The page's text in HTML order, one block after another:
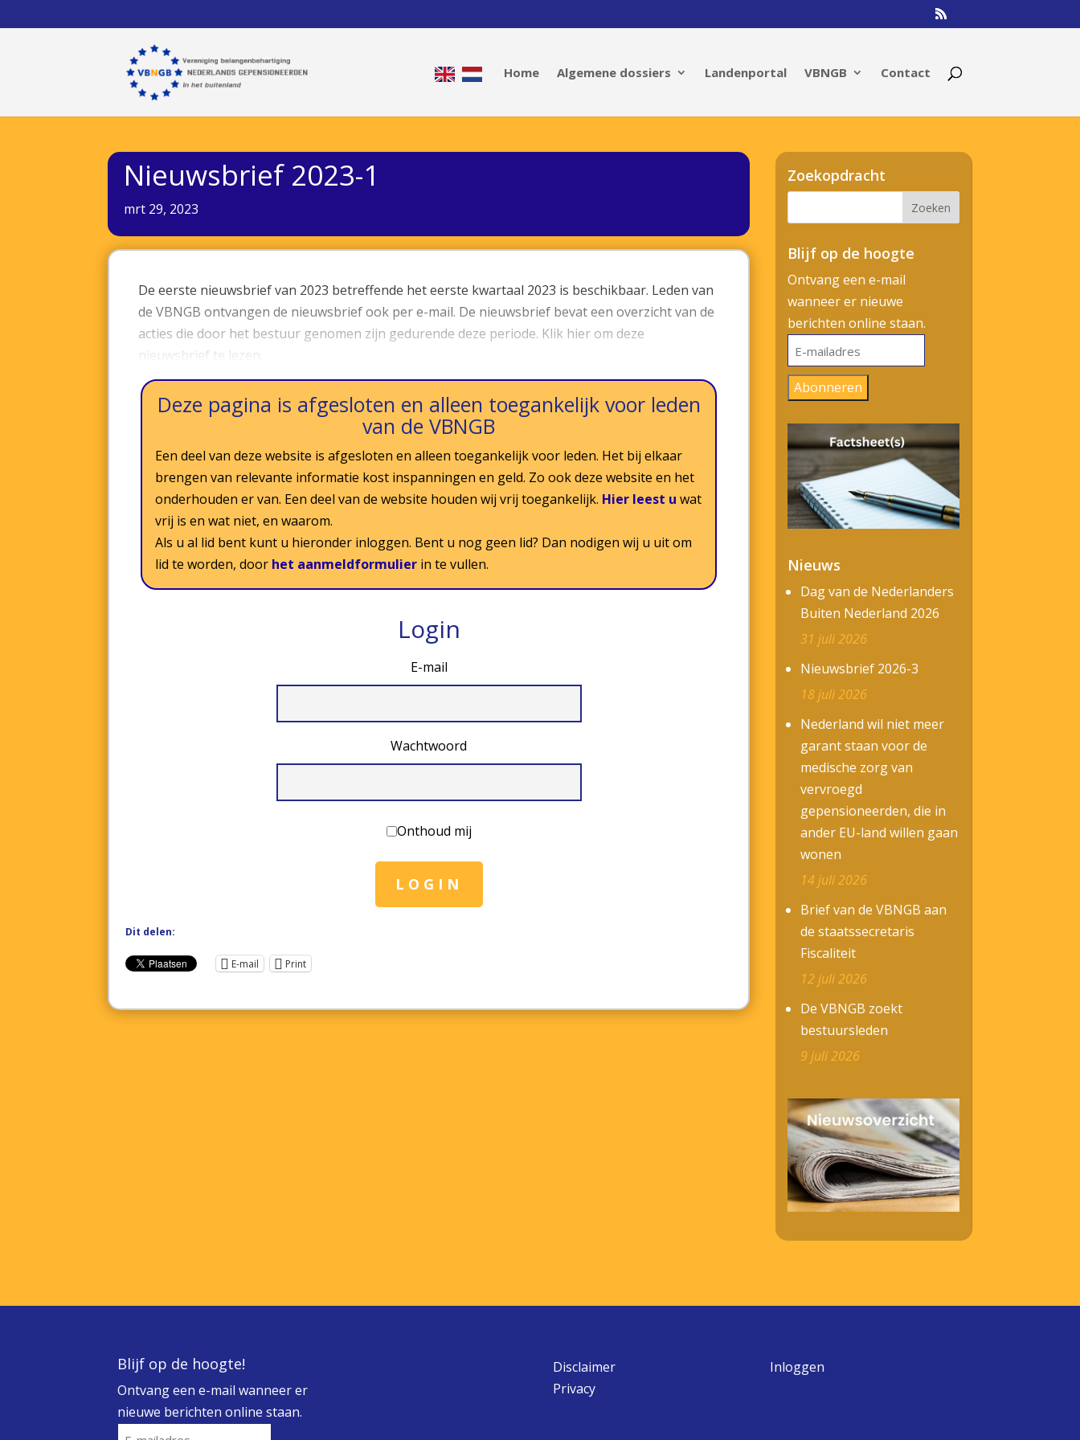
Home Algemene dossiers Landenportal VBNGB Contact
Nieuwsbrief 2023-1
mrt 29, 2023
De eerste nieuwsbrief van 2023 betreffende het eerste kwartaal 2023 is beschikbaar. Leden van
de VBNGB ontvangen de nieuwsbrief ook per e-mail. De nieuwsbrief bevat een overzicht van de
acties die door het bestuur genomen zijn gedurende deze periode. Klik hier om deze
nieuwsbrief te lezen.
Deze pagina is afgesloten en alleen toegankelijk voor leden
van de VBNGB
Een deel van deze website is afgesloten en alleen toegankelijk voor leden. Het bij elkaar
brengen van relevante informatie kost inspanningen en geld. Zo ook deze website en het
onderhouden er van. Een deel van de website houden wij vrij toegankelijk. Hier leest u wat
vrij is en wat niet, en waarom.
Als u al lid bent kunt u hieronder inloggen. Bent u nog geen lid? Dan nodigen wij u uit om
lid te worden, door het aanmeldformulier in te vullen.
Login
E-mail
Wachtwoord
Onthoud mij
LOGIN
Dit delen:
E-mail Print
Zoekopdracht
Blijf op de hoogte
Ontvang een e-mail
wanneer er nieuwe
berichten online staan.
E-
mailadres
Abonneren
Nieuws
Dag van de Nederlanders
Buiten Nederland 2026
31 juli 2026
Nieuwsbrief 2026-3
18 juli 2026
Nederland wil niet meer
garant staan voor de
medische zorg van
vervroegd
gepensioneerden, die in
ander EU-land willen gaan
wonen
14 juli 2026
Brief van de VBNGB aan
de staatssecretaris
Fiscaliteit
12 juli 2026
De VBNGB zoekt
bestuursleden
9 juli 2026
Blijf op de hoogte!
Ontvang een e-mail wanneer er
nieuwe berichten online staan.
E-
Disclaimer
Privacy
Inloggen